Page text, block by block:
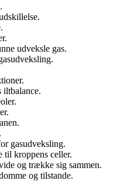
udveksle gas.
iltbalance.
gasudveksling.
til kroppens celler.
og trække sig sammen.
og tilstande.